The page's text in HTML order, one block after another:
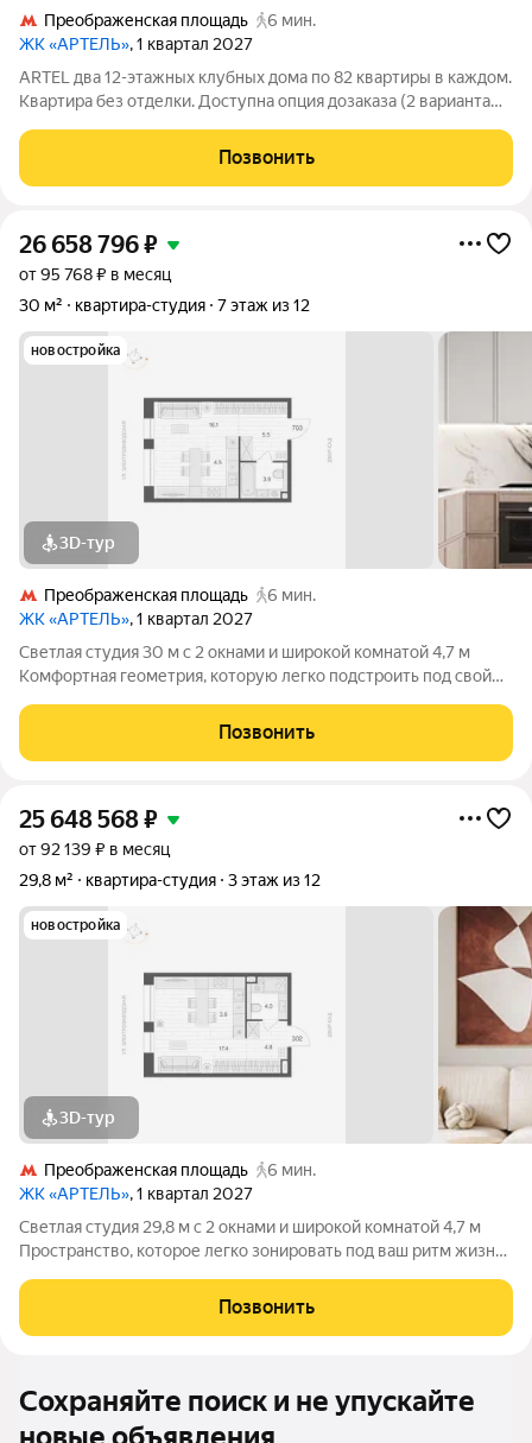
Преображенская площадь
6 мин.
ЖК «АРТЕЛЬ», 1 квартал 2027
ARTEL два 12-этажных клубных дома по 82 квартиры в каждом.
Квартира без отделки. Доступна опция дозаказа (2 варианта
премиального уровня: ваших гостей встретят и проводят,
помогут с бытовыми вопросами.
Позвонить
26 658 796₽
от 95 768 ₽ в месяц
30 м²
квартира-студия 7 этаж из 12
новостройка
3D-тур
Преображенская площадь
6 мин.
ЖК «АРТЕЛЬ», 1 квартал 2027
Светлая студия 30 м с 2 окнами и широкой комнатой 4,7 м
Комфортная геометрия, которую легко подстроить под свой
варианта стильной
Позвонить
25 648 568₽
от 92 139 ₽ в месяц
29,8 м²
квартира-студия 3 этаж из 12
новостройка
3D-тур
Преображенская площадь
6 мин.
ЖК «АРТЕЛЬ», 1 квартал 2027
Светлая студия 29,8 м с 2 окнами и широкой комнатой 4,7 м
Пространство, которое легко зонировать под ваш ритм жизни
максимум света и воздуха 2 варианта стильной отделки
Компактно снаружи
Позвонить
Сохраняйте поиск и не упускайте